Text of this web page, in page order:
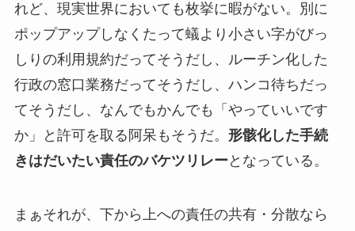
れど、現実世界においても枚挙に暇がない。別に
ポップアップしなくたって蟻より小さい字がびっ
しりの利用規約だってそうだし、ルーチン化した
行政の窓口業務だってそうだし、ハンコ待ちだっ
てそうだし、なんでもかんでも「やっていいです
か」と許可を取る阿呆もそうだ。 形骸化した手続
きはだいたい責任のバケツリレー となっている。
まぁそれが、下から上への責任の共有・分散なら